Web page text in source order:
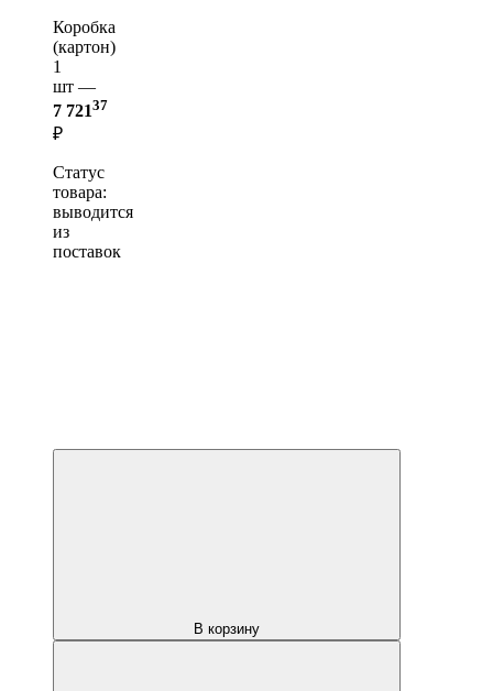
Коробка
(картон)
1
шт —
7 72137
₽
Статус
товара:
выводится
из
поставок
В корзину